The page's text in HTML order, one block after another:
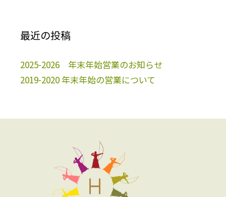
最近の投稿
2025-2026 年末年始営業のお知らせ
2019-2020 年末年始の営業について